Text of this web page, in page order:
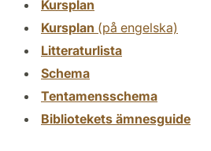
Kursplan
Kursplan (på engelska)
Litteraturlista
Schema
Tentamensschema
Bibliotekets ämnesguide